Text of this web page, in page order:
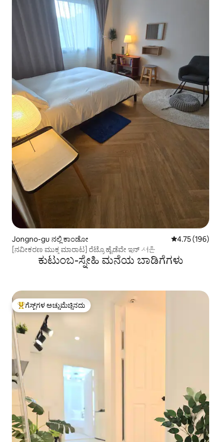
Jongno-gu ನಲ್ಲಿ ಕಾಂಡೋ 5 ರಲ್ಲಿ 4.75
4.75 (196)
[ನವೀಕರಣ ಮುಕ್ತ ಮಾರಾಟ] ರೆಟ್ರೊ ಹೈಡೆವೇ ಇನ್ 서촌
ಕುಟುಂಬ-ಸ್ನೇಹಿ ಮನೆಯ ಬಾಡಿಗೆಗಳು
ಗೆಸ್ಟ್‌ಗಳಿಗೆ ಅತಿ ಹೆಚ್ಚು ಅಚ್ಚುಮೆಚ್ಚಿನದು
ಗೆಸ್ಟ್‌ಗಳ ಅಚ್ಚುಮೆಚ್ಚಿನದು